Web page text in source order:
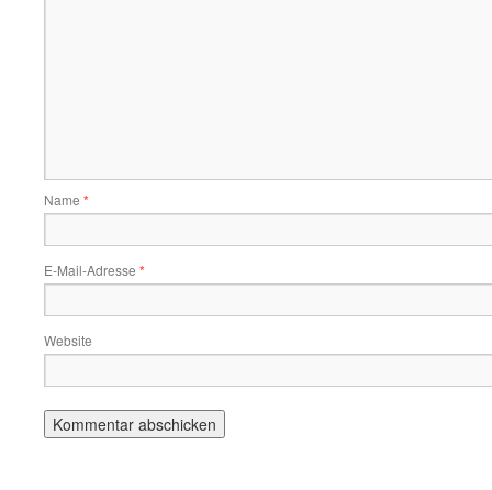
Name *
E-Mail-Adresse *
Website